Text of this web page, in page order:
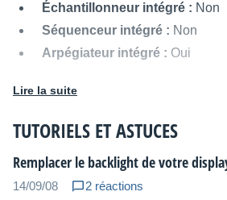
Échantillonneur intégré : Non
Séquenceur intégré : Non
Arpégiateur intégré : Oui
Entrées/sorties MIDI :
Dimensions :991 × 316 × 91
Poids :10,2 kg
Lire la suite
TUTORIELS ET ASTUCES
Remplacer le backlight de votre
14/09/08
2 réactions